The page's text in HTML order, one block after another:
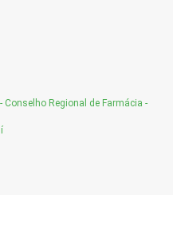
Regional de Farmácia -